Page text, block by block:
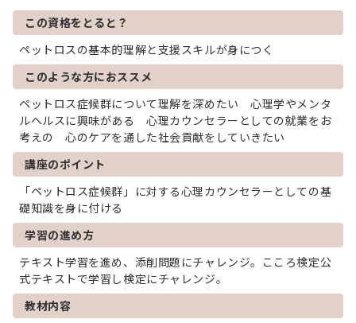
この資格をとると？
ペットロスの基本的理解と支援スキルが身につく
このような方におススメ
ペットロス症候群について理解を深めたい 心理学やメンタ
ルヘルスに興味がある 心理カウンセラーとしての就業をお
考えの 心のケアを通した社会貢献をしていきたい
講座のポイント
「ペットロス症候群」に対する心理カウンセラーとしての基
礎知識を身に付ける
学習の進め方
テキスト学習を進め、添削問題にチャレンジ。こころ検定公
式テキストで学習し検定にチャレンジ。
教材内容